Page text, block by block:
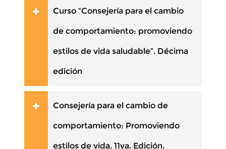
Curso “Consejería para el cambio
de comportamiento: promoviendo
estilos de vida saludable”. Décima
edición
Consejería para el cambio de
comportamiento: Promoviendo
estilos de vida. 11va. Edición.